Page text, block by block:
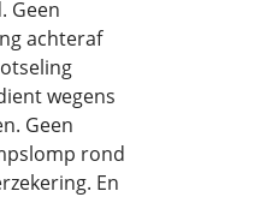
Geen
achteraf
wegens
Geen
rond
En